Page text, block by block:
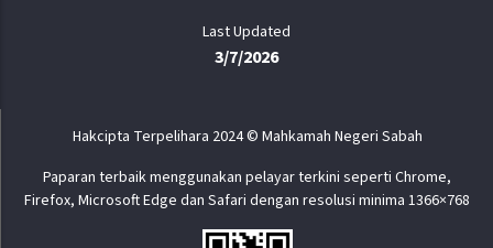
Last Updated
3/7/2026
Hakcipta Terpelihara 2024 © Mahkamah Negeri Sabah
Paparan terbaik menggunakan pelayar terkini seperti Chrome,
Firefox, Microsoft Edge dan Safari dengan resolusi minima 1366×768